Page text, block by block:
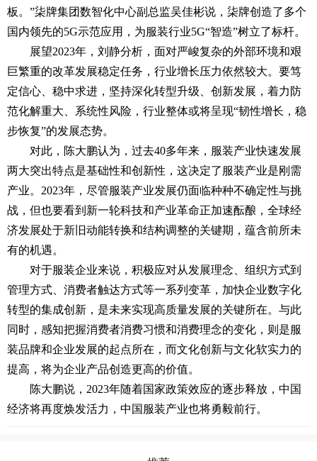
板。”柒牌集团数智化中心副总监吴佳彬说，柒牌创造了多个
国内领先的5G示范应用，为服装行业5G“智造”树立了标杆。
展望2023年，刘静分析，面对严峻复杂的外部环境和艰
巨繁重的改革发展稳定任务，行业增长压力依然较大。要笃
定信心、稳中求进，坚持深化转型升级、创新发展，着力防
范化解重大、系统性风险，行业整体或将呈现“韧性增长，稳
步恢复”的发展态势。
对此，陈大鹏认为，过去40多年来，服装产业快速发展
两大突出特点是基础性和创新性，这决定了服装产业是刚需
产业。2023年，尽管服装产业发展仍面临种种不确定性与挑
战，但也要看到新一轮科技和产业革命正加速酝酿，全球经
济发展处于新旧动能转换和结构调整的关键期，蕴含前所未
有的机遇。
对于服装企业来说，积极应对从发展理念、组织方式到
管理方式、消费者触达方式等一系列变革，加快企业数字化
转型的集成创新，是未来实现高质量发展的关键所在。与此
同时，感知把握消费者消费习惯和消费理念的变化，则是服
装品牌和企业发展的起点所在，而文化创新与文化软实力的
提高，将为企业产品创造更高的价值。
陈大鹏说，2023年随着国家政策效应的逐步释放，中国
经济将再度焕发活力，中国服装产业也将勇毅前行。